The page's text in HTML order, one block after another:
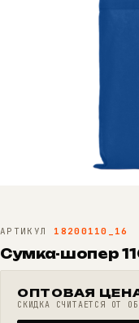
АРТИКУЛ 18200110_16
Сумка-шопер
ОПТОВАЯ
СКИДКА СЧИТАЕТСЯ ОТ